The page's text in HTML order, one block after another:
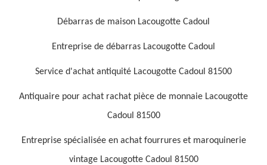
Débarras de maison Lacougotte Cadoul
Entreprise de débarras Lacougotte Cadoul
Service d'achat antiquité Lacougotte Cadoul 81500
Antiquaire pour achat rachat pièce de monnaie Lacougotte
Cadoul 81500
Entreprise spécialisée en achat fourrures et maroquinerie
vintage Lacougotte Cadoul 81500